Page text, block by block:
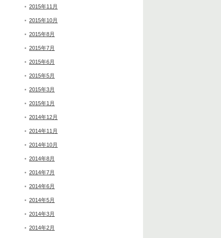
2015年11月
2015年10月
2015年8月
2015年7月
2015年6月
2015年5月
2015年3月
2015年1月
2014年12月
2014年11月
2014年10月
2014年8月
2014年7月
2014年6月
2014年5月
2014年3月
2014年2月